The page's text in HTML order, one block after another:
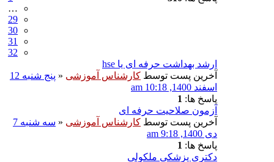
…
29
30
31
32
ارشد بهداشت حرفه ای یا hse
آخرین پست توسط کارشناس آموزشی «
پنج شنبه 12
اسفند 1400, 10:18 am
پاسخ ها: 1
آزمون صلاحیت حرفه ای
آخرین پست توسط کارشناس آموزشی «
سه شنبه 7
دی 1400, 9:18 am
پاسخ ها: 1
دکتری پزشکی ملکولی